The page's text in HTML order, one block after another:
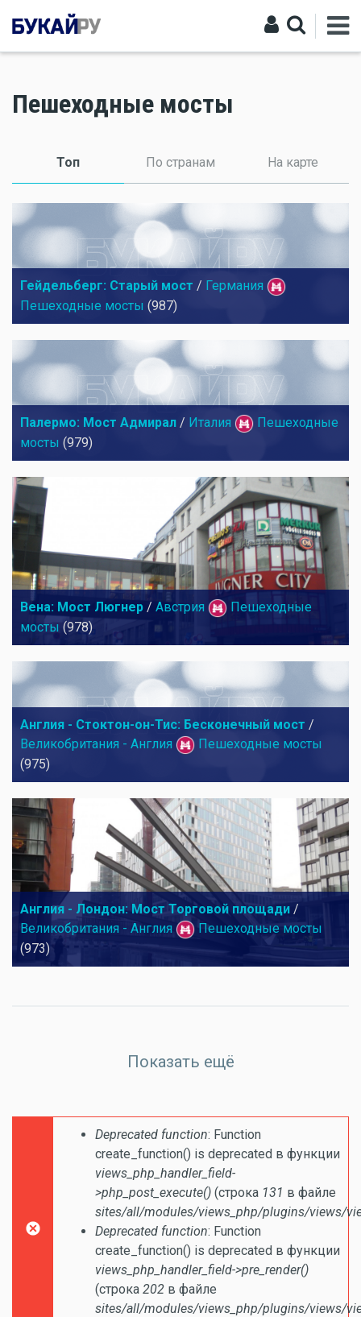
Пешеходные мосты
Топ (активная вкладка)
По странам На карте
Гейдельберг: Старый мост / Германия
Пешеходные мосты (987)
Палермо: Мост Адмирал / Италия
Пешеходные
мосты (979)
Вена: Мост Люгнер / Австрия
Пешеходные
мосты (978)
Англия - Стоктон-он-Тис: Бесконечный мост /
Великобритания - Англия
Пешеходные мосты
(975)
Англия - Лондон: Мост Торговой площади /
Великобритания - Англия
Пешеходные мосты
(973)
Показать ещё
Сообщение об ошибке
Deprecated function: Function
create_function() is deprecated в функции
views_php_handler_field-
>php_post_execute() (строка 131 в файле
sites/all/modules/views_php/plugins/views/
Deprecated function: Function
create_function() is deprecated в функции
views_php_handler_field->pre_render()
(строка 202 в файле
sites/all/modules/views_php/plugins/views/